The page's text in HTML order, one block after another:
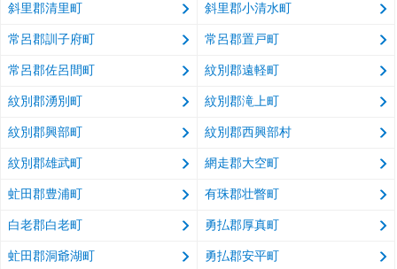
斜里郡清里町 斜里郡小清水町
常呂郡訓子府町 常呂郡置戸町
常呂郡佐呂間町 紋別郡遠軽町
紋別郡湧別町 紋別郡滝上町
紋別郡興部町 紋別郡西興部村
紋別郡雄武町 網走郡大空町
虻田郡豊浦町 有珠郡壮瞥町
白老郡白老町 勇払郡厚真町
虻田郡洞爺湖町 勇払郡安平町